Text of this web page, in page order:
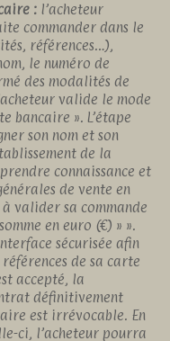
: l’acheteur
commander dans le
références…),
le numéro de
des modalités de
valide le mode
bancaire ». L’étape
son nom et son
de la
connaissance et
de vente en
valider sa commande
en euro (€) » ».
sécurisée afin
de sa carte
accepté, la
définitivement
est irrévocable. En
ci, l’acheteur pourra